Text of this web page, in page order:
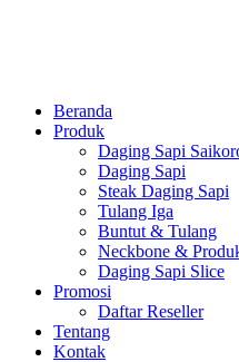
Beranda
Produk
Daging Sapi
Daging Sapi
Steak Daging Sapi
Tulang Iga
Buntut & Tulang
Neckbone &
Daging Sapi Slice
Promosi
Daftar Reseller
Tentang
Kontak